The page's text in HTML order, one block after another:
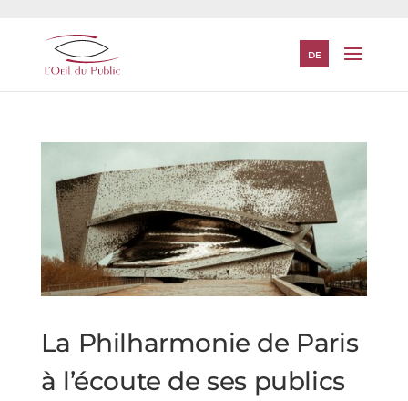
DE
La Philharmonie de Paris
à l’écoute de ses publics